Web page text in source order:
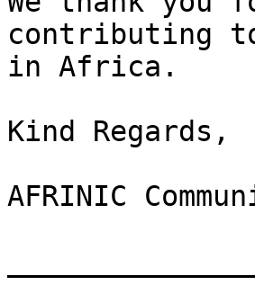
contributing
in Africa.
Kind Regards,
AFRINIC